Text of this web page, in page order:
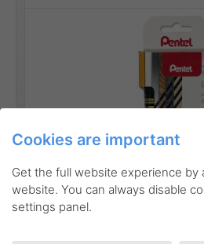
Cookies are important
Get the full website experience by
website. You can always disable
settings panel.